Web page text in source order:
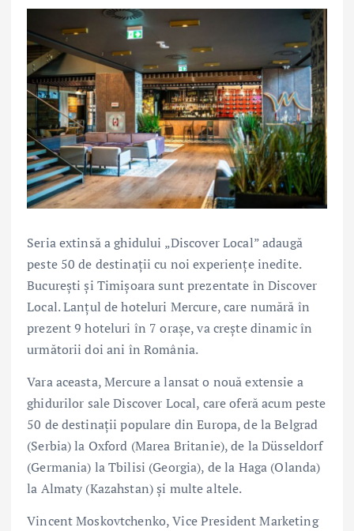
Seria extinsă a ghidului „Discover Local” adaugă
peste 50 de destinații cu noi experiențe inedite.
București și Timișoara sunt prezentate în Discover
Local. Lanțul de hoteluri Mercure, care numără în
prezent 9 hoteluri în 7 orașe, va crește dinamic în
următorii doi ani în România.
Vara aceasta, Mercure a lansat o nouă extensie a
ghidurilor sale Discover Local, care oferă acum peste
50 de destinații populare din Europa, de la Belgrad
(Serbia) la Oxford (Marea Britanie), de la Düsseldorf
(Germania) la Tbilisi (Georgia), de la Haga (Olanda)
la Almaty (Kazahstan) și multe altele.
Vincent Moskovtchenko, Vice President Marketing